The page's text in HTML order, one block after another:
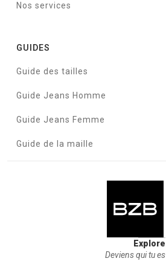
Nos services
GUIDES
Guide des tailles
Guide Jeans Homme
Guide Jeans Femme
Guide de la maille
Explore
Deviens qui tu es